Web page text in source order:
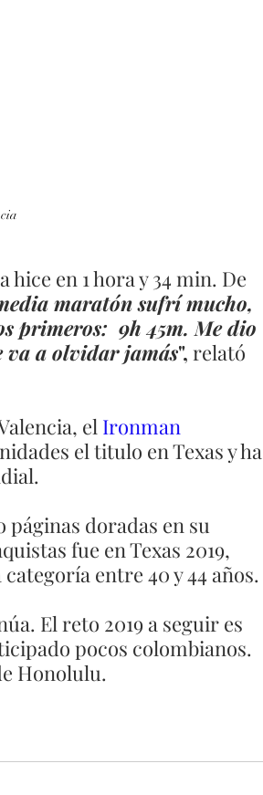
en 1 hora y 34 min. De
maratón sufrí mucho,
primeros:  9h 45m. Me dio
va a olvidar jamás", relató
el Ironman
el titulo en Texas y ha
páginas doradas en su
fue en Texas 2019,
entre 40 y 44 años.
El reto 2019 a seguir es
pocos colombianos.
Honolulu.